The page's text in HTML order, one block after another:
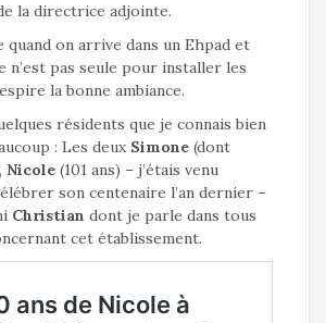
la directrice adjointe.
quand on arrive dans un Ehpad et
n’est pas seule pour installer les
la bonne ambiance.
résidents que je connais bien
: Les deux Simone (dont
Nicole (101 ans) – j’étais venu
son centenaire l’an dernier –
Christian dont je parle dans tous
cet établissement.